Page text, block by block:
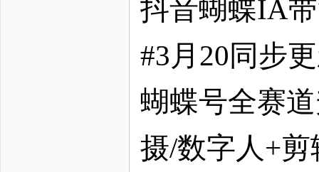
抖音蝴蝶IA
#3月20同步
蝴蝶号全赛
摄/数字人+剪